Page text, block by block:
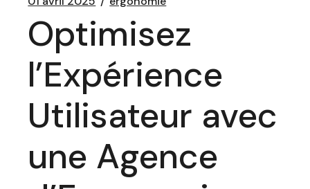
Optimisez
l’Expérience
Utilisateur avec
une Agence